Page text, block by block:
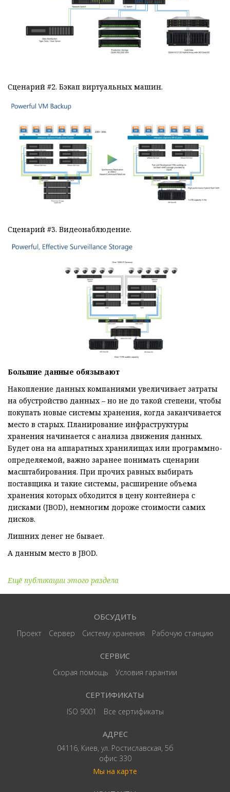
Сценарий #2. Бэкап виртуальных машин.
Сценарий #3. Видеонаблюдение.
Большие данные обязывают
Накопление данных компаниями увеличивает затраты
на обустройство данных – но не до такой степени, чтобы
покупать новые системы хранения, когда заканчивается
место в старых. Планирование инфраструктуры
хранения начинается с анализа движения данных.
Будет она на аппаратных хранилищах или программно-
определяемой, важно заранее понимать сценарии
масштабирования. При прочих равных выбирать
поставщика и такие системы, расширение объема
хранения которых обходится в цену контейнера с
дисками (JBOD), немногим дороже стоимости самих
дисков.
Лишних денег не бывает.
А данным место в JBOD.
Ещё публикации этого раздела
ОБСУДИТЬ
Проект Сервер Систему хранения Рабочую станцию
СЕРВИС
Скорая помощь Условия гарантии
СЕРТИФИКАТЫ
ISO 9001 Все сертификаты
АДРЕС
04116, Киев, ул. Ростиславская, 5б
офис 330
Мы на карте